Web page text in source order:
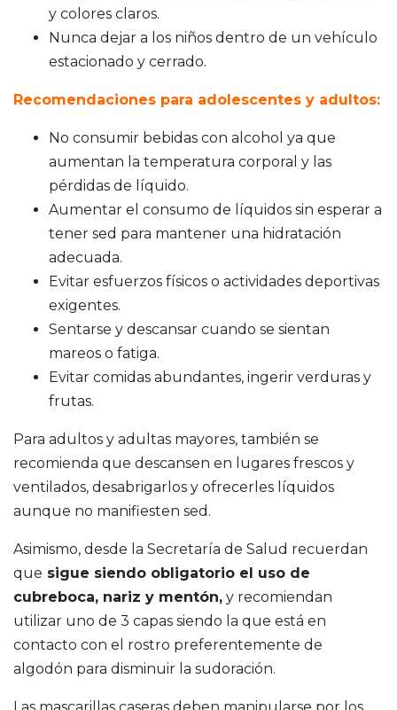
y colores claros.
Nunca dejar a los niños dentro de un vehículo
estacionado y cerrado.
Recomendaciones para adolescentes y adultos:
No consumir bebidas con alcohol ya que
aumentan la temperatura corporal y las
pérdidas de líquido.
Aumentar el consumo de líquidos sin esperar a
tener sed para mantener una hidratación
adecuada.
Evitar esfuerzos físicos o actividades deportivas
exigentes.
Sentarse y descansar cuando se sientan
mareos o fatiga.
Evitar comidas abundantes, ingerir verduras y
frutas.
Para adultos y adultas mayores, también se
recomienda que descansen en lugares frescos y
ventilados, desabrigarlos y ofrecerles líquidos
aunque no manifiesten sed.
Asimismo, desde la Secretaría de Salud recuerdan
que sigue siendo obligatorio el uso de
cubreboca, nariz y mentón, y recomiendan
utilizar uno de 3 capas siendo la que está en
contacto con el rostro preferentemente de
algodón para disminuir la sudoración.